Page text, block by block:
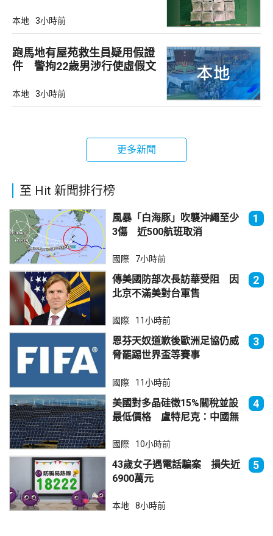
本地 3小時前
跑馬地有屋苑救生員疑用假證
件 警拘22歲男涉行使虛假文
本地 3小時前
更多新聞
至 Hit 新聞排行榜
風暴「白海豚」吹襲沖繩至少
3傷 近500航班取消
1
國際 7小時前
傳美國防部次長訪華受阻 因
北京不滿美對台軍售
2
國際 11小時前
恩芬天奴道歉後歐洲足協仍威
脅罷踢世界盃等賽事
3
國際 11小時前
美國對多晶硅徵15%關稅並設
最低價格 盧特尼克：中國無
4
國際 10小時前
43歲女子遇電話騙案 損失近
6900萬元
5
本地 8小時前